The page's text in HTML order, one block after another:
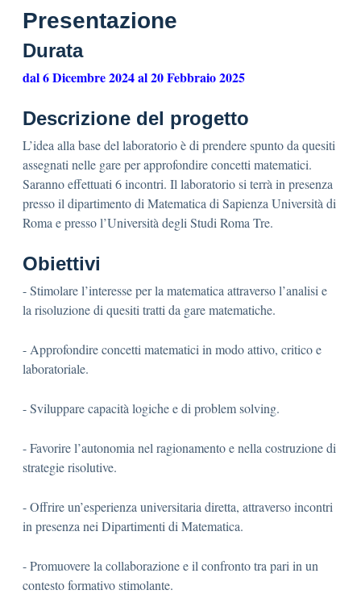
Presentazione
Durata
dal 6 Dicembre 2024 al 20 Febbraio 2025
Descrizione del progetto
L’idea alla base del laboratorio è di prendere spunto da quesiti
assegnati nelle gare per approfondire concetti matematici.
Saranno effettuati 6 incontri. Il laboratorio si terrà in presenza
presso il dipartimento di Matematica di Sapienza Università di
Roma e presso l’Università degli Studi Roma Tre.
Obiettivi
- Stimolare l’interesse per la matematica attraverso l’analisi e
la risoluzione di quesiti tratti da gare matematiche.
- Approfondire concetti matematici in modo attivo, critico e
laboratoriale.
- Sviluppare capacità logiche e di problem solving.
- Favorire l’autonomia nel ragionamento e nella costruzione di
strategie risolutive.
- Offrire un’esperienza universitaria diretta, attraverso incontri
in presenza nei Dipartimenti di Matematica.
- Promuovere la collaborazione e il confronto tra pari in un
contesto formativo stimolante.